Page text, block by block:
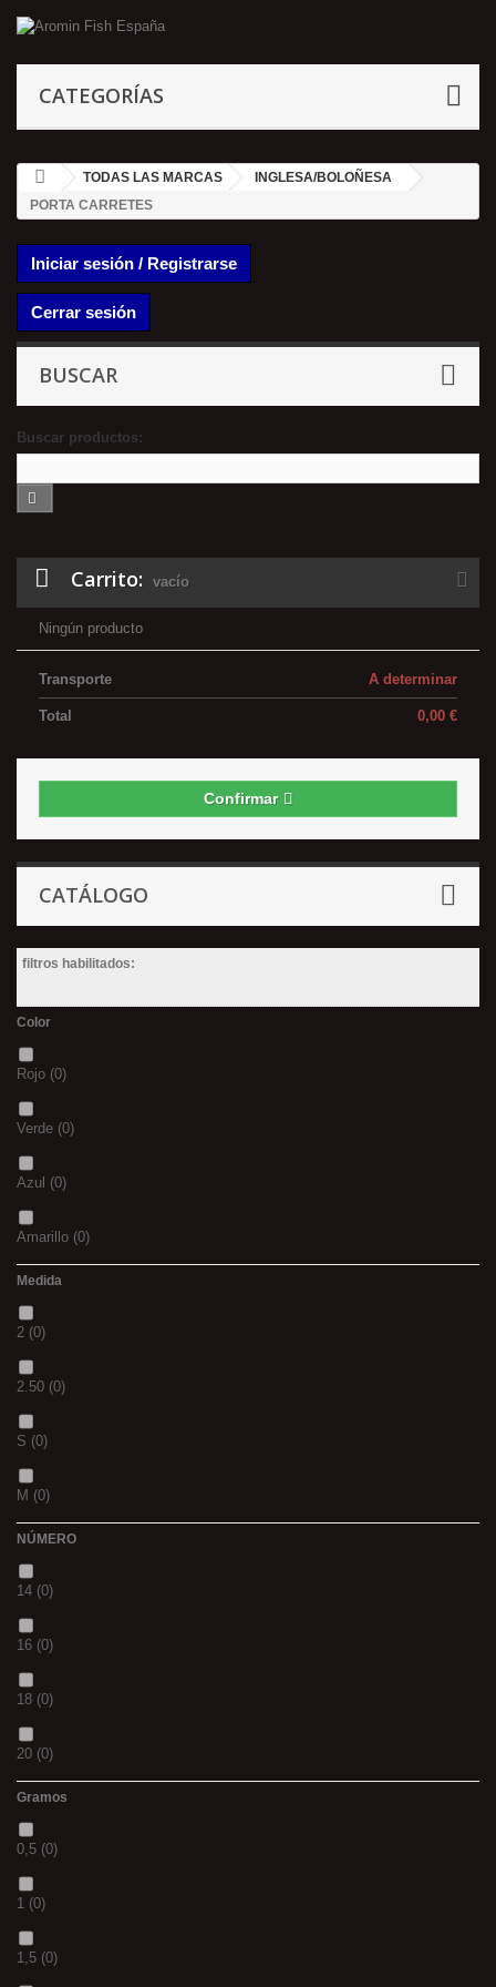
CATEGORÍAS
TODAS LAS MARCAS
INGLESA/BOLOÑESA
PORTA CARRETES
Iniciar sesión / Registrarse
Cerrar sesión
BUSCAR
Buscar productos:
Carrito: vacío
Ningún producto
A determinar
Transporte
0,00 €
Total
Confirmar
CATÁLOGO
filtros habilitados:
Color
Rojo (0)
Verde (0)
Azul (0)
Amarillo (0)
(0)
(0)
BLACK & RED
PANTHER
36(0)
P(0)
14(0)
42(0)
23(0)
38(0)
15(0)
69(0)
Medida
2 (0)
2.50 (0)
S (0)
M (0)
20MM
3 M (0)
(0)
(0)
14MM
500
600
NÚMERO
14 (0)
16 (0)
18 (0)
20 (0)
(0)
(0)
(0)
Gramos
0,5 (0)
1 (0)
1,5 (0)